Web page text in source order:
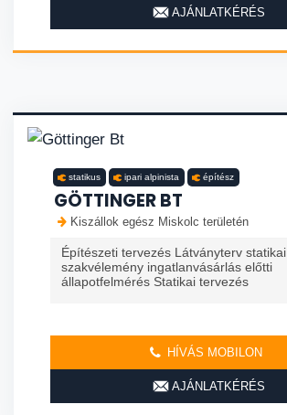
AJÁNLATKÉRÉS
statikus ipari alpinista építész
GÖTTINGER BT
Kiszállok egész Miskolc területén
Építészeti tervezés Látványterv statikai
szakvélemény ingatlanvásárlás előtti
állapotfelmérés Statikai tervezés
HÍVÁS MOBILON
AJÁNLATKÉRÉS